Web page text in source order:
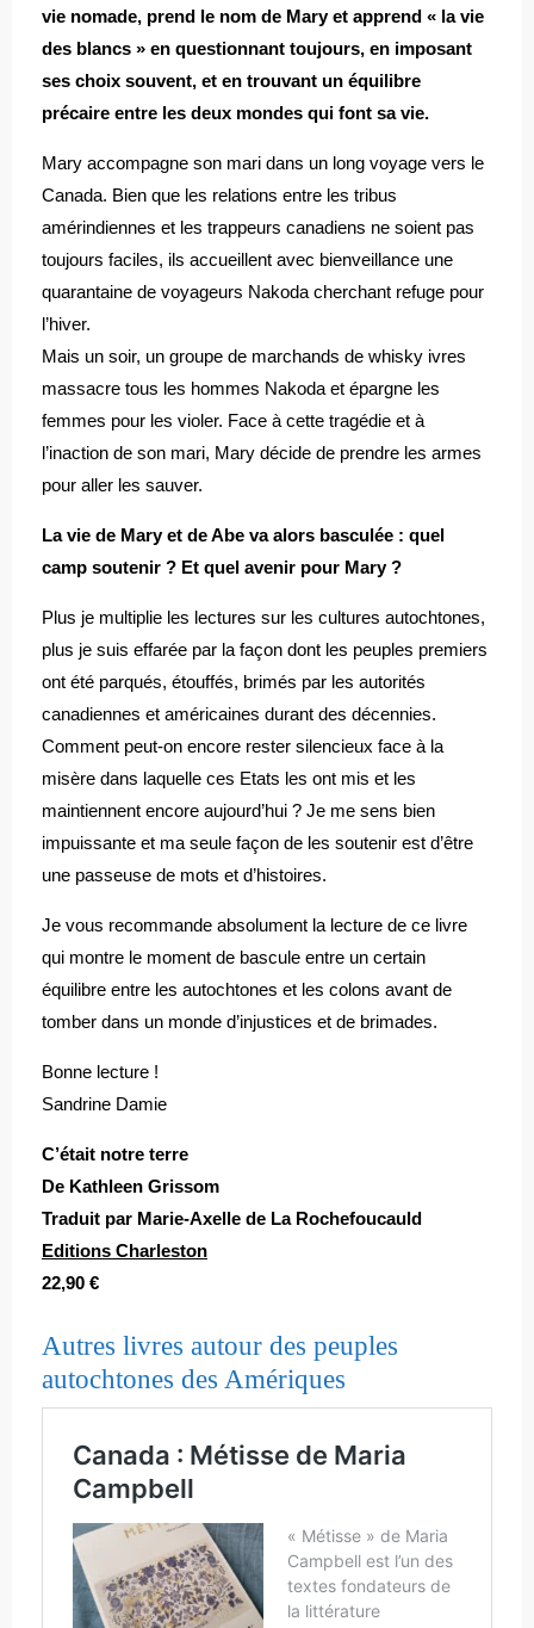
vie nomade, prend le nom de Mary et apprend « la vie
des blancs » en questionnant toujours, en imposant
ses choix souvent, et en trouvant un équilibre
précaire entre les deux mondes qui font sa vie.
Mary accompagne son mari dans un long voyage vers le
Canada. Bien que les relations entre les tribus
amérindiennes et les trappeurs canadiens ne soient pas
toujours faciles, ils accueillent avec bienveillance une
quarantaine de voyageurs Nakoda cherchant refuge pour
l’hiver.
Mais un soir, un groupe de marchands de whisky ivres
massacre tous les hommes Nakoda et épargne les
femmes pour les violer. Face à cette tragédie et à
l’inaction de son mari, Mary décide de prendre les armes
pour aller les sauver.
La vie de Mary et de Abe va alors basculée : quel
camp soutenir ? Et quel avenir pour Mary ?
Plus je multiplie les lectures sur les cultures autochtones,
plus je suis effarée par la façon dont les peuples premiers
ont été parqués, étouffés, brimés par les autorités
canadiennes et américaines durant des décennies.
Comment peut-on encore rester silencieux face à la
misère dans laquelle ces Etats les ont mis et les
maintiennent encore aujourd’hui ? Je me sens bien
impuissante et ma seule façon de les soutenir est d’être
une passeuse de mots et d’histoires.
Je vous recommande absolument la lecture de ce livre
qui montre le moment de bascule entre un certain
équilibre entre les autochtones et les colons avant de
tomber dans un monde d’injustices et de brimades.
Bonne lecture !
Sandrine Damie
C’était notre terre
De Kathleen Grissom
Traduit par Marie-Axelle de La Rochefoucauld
Editions Charleston
22,90 €
Autres livres autour des peuples
autochtones des Amériques